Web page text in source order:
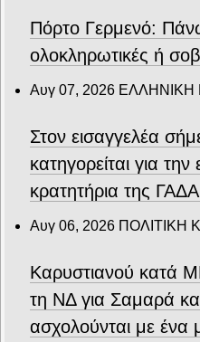
Πόρτο Γερμενό:
ολοκληρωτικές ή
Αυγ 07, 2026 ΕΛΛΗΝΙΚΗ
Στον εισαγγελέα
κατηγορείται για
κρατητήρια της
Αυγ 06, 2026 ΠΟΛΙΤΙΚΗ
Καρυστιανού κατά
τη ΝΔ για Σαμαρά
ασχολούνται με